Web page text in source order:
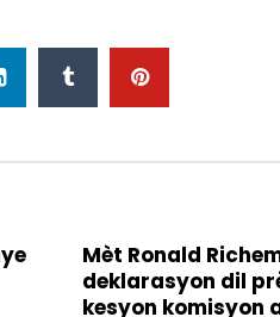
Mèt Ronald
deklarasyon dil
kesyon komisyon